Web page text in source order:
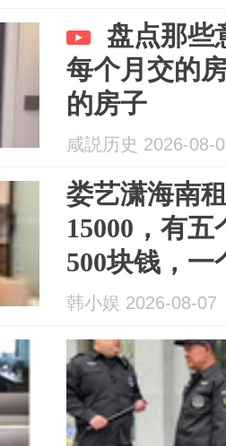
盘点那些
每个月交的
的房子
咸説历史 2026-08-
娄艺潇海南
15000，有
500块钱，一
韩小娱 2026-08-07